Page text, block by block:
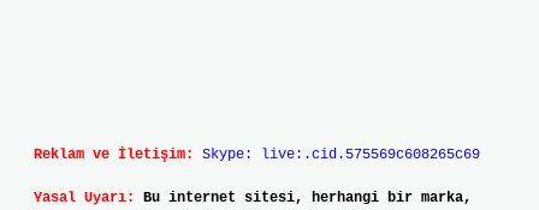
Reklam ve İletişim: Skype: live:.cid.575569c608265c69
Yasal Uyarı:
Bu internet sitesi, herhangi bir marka,